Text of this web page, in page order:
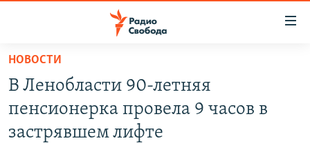
упрощенного
доступа
основному
ПРОГРАММЫ
АВТОРСКИЕ ПРОЕКТЫ
НОВОСТИ
В Ленобласти 90-летняя
пенсионерка провела 9 часов в
застрявшем лифте